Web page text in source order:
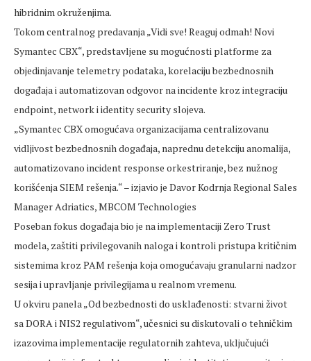
hibridnim okruženjima.
Tokom centralnog predavanja „Vidi sve! Reaguj odmah! Novi
Symantec CBX“, predstavljene su mogućnosti platforme za
objedinjavanje telemetry podataka, korelaciju bezbednosnih
događaja i automatizovan odgovor na incidente kroz integraciju
endpoint, network i identity security slojeva.
„Symantec CBX omogućava organizacijama centralizovanu
vidljivost bezbednosnih događaja, naprednu detekciju anomalija,
automatizovano incident response orkestriranje, bez nužnog
korišćenja SIEM rešenja.“ – izjavio je Davor Kodrnja Regional Sales
Manager Adriatics, MBCOM Technologies
Poseban fokus događaja bio je na implementaciji Zero Trust
modela, zaštiti privilegovanih naloga i kontroli pristupa kritičnim
sistemima kroz PAM rešenja koja omogućavaju granularni nadzor
sesija i upravljanje privilegijama u realnom vremenu.
U okviru panela „Od bezbednosti do usklađenosti: stvarni život
sa DORA i NIS2 regulativom“, učesnici su diskutovali o tehničkim
izazovima implementacije regulatornih zahteva, uključujući